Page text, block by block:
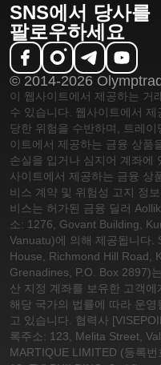
SNS에서 당사를
팔로우하세요
© 2014-2026
이 웹사이트에서 제공하는 거
수 있습니다. 웹사이트에서
당한 위험을 수반하며, 트레
이트에서 제공하는 금융 상품
손실을 입거나 심지어 계좌에
사이트에서 제공하는 금융 상
비스 계약 및 위험성 고지 정
비스는 허가된 금융 딜러
소: 1276, Govant Building,
Vanuatu)에 의해 제공됩니다.
House, Richmond Hill Road,
Grenadines, P.O. Box 2897)
산 지정 계좌를 보유한 고객
해당 국가의 법률에 따라 운
고 있습니다. 협력사
록주소: 123, Melita Street,
MARTIQUE LIMITED (등록